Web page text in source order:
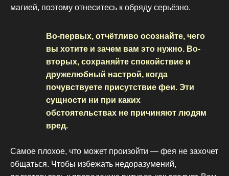
магией, поэтому отнеситесь к обряду серьёзно.
Во-первых, отчётливо осознайте, чего
вы хотите и зачем вам это нужно. Во-
вторых, сохраняйте спокойствие и
дружелюбный настрой, когда
почувствуете присутствие феи. Эти
сущности ни при каких
обстоятельствах не причиняют людям
вред.
Самое плохое, что может произойти — фея не захочет
общаться. Чтобы избежать недоразумений,